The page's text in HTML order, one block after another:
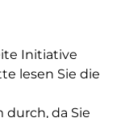
Initiative
lesen Sie die
da Sie